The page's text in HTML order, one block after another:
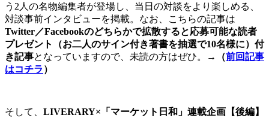
う2人の名物編集者が登場し、当日の対談をより楽しめる、
対談事前インタビューを掲載。なお、こちらの記事は
Twitter／Facebookのどちらかで拡散すると応募可能な読者
プレゼント（お二人のサイン付き著書を抽選で10名様に）付
き記事となっていますので、未読の方はぜひ。→ （前回記事
はコチラ ）
そして、 LIVERARY×「マーケット日和」連載企画【後編】